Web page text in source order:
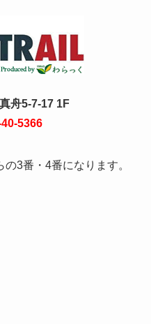
舟5-7-17 1F
5366
3番・4番になります。